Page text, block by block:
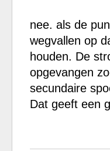
nee. als de
wegvallen op
houden. De
opgevangen
secundaire
Dat geeft een